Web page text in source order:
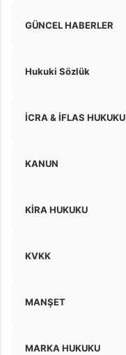
GÜNCEL HABERLER
Hukuki Sözlük
İCRA & İFLAS HUKUKU
KANUN
KİRA HUKUKU
KVKK
MANŞET
MARKA HUKUKU